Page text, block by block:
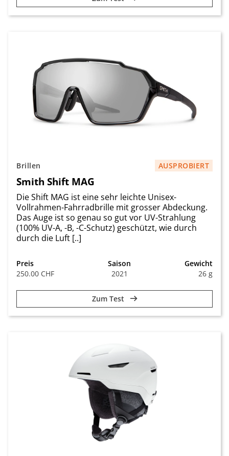
Brillen AUSPROBIERT
Smith Shift MAG
Die Shift MAG ist eine sehr leichte Unisex-
Vollrahmen-Fahrradbrille mit grosser Abdeckung.
Das Auge ist so genau so gut vor UV-Strahlung
(100% UV-A, -B, -C-Schutz) geschützt, wie durch
durch die Luft [..]
Preis
250.00 CHF
Saison
2021
Gewicht
26 g
Zum Test